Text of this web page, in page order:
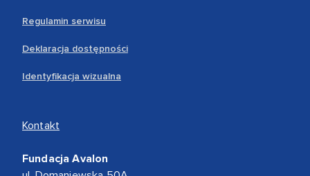
Regulamin serwisu
Deklaracja dostępności
Identyfikacja wizualna
Kontakt
Fundacja Avalon